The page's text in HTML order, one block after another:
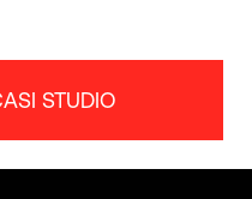
STUDIO